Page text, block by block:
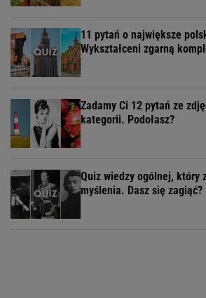
11 pytań o największe
Wykształceni zgarną
Zadamy Ci 12 pytań ze
kategorii. Podołasz?
Quiz wiedzy ogólnej, który
myślenia. Dasz się zagiąć?